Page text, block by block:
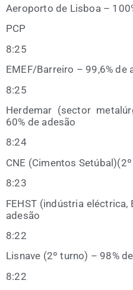
Aero­por­to de Lis­boa –
PCP
8:25
EMEF/​Barrei­ro – 99,6% de
8:25
Her­de­mar (sec­tor
60% de adesão
8:24
CNE (Cimen­tos
8:23
FEHST (indús­tria
adesão
8:22
Lis­na­ve (2º turno) – 98%
8:22